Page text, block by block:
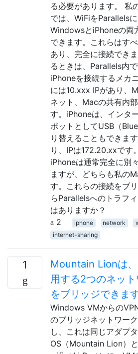
る必要があります。 私
では、WiFiをParallelsに
WindowsとiPhoneの両
できます。これらはす
あり、完全に接続でき
るときは、Parallels内
iPhoneを接続するメカ
には10.xxx IPがあり、
ネット、Macの共有内
す。iPhoneは、インタ
ポットとしてUSB（
り替えることもできま
り、IPは172.20.xxです
iPhoneは通常完全に別
ますが、どちらも私の
す。これらの接続をブ
らParallelsへのトラフ
はありますか？
2
iphone network
internet-sharing
1
Mountain Lionは
用する2つのネッ
をブリッジできま
Windows VMからの
のブリッジネットワー
し、これは同じアダプ
OS（Mountain Lion）